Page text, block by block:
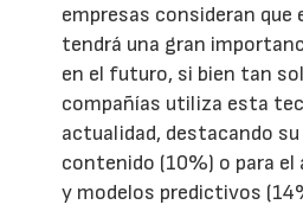
empresas consideran
tendrá una gran
en el futuro, si bien tan
compañías utiliza esta
actualidad, destacando
contenido (10%) o para el
y modelos predictivos